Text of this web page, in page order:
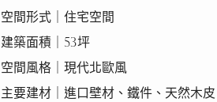
空間形式｜住宅空間
建築面積｜53坪
空間風格｜現代北歐風
主要建材｜進口壁材、鐵件、天然木